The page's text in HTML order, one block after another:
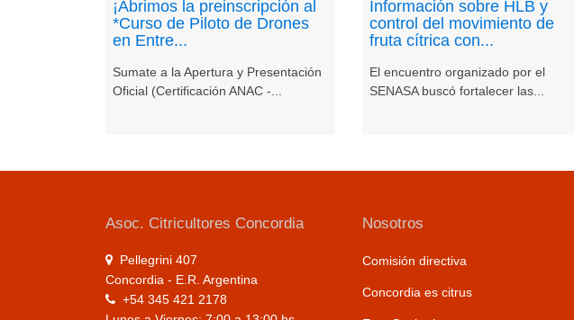
¡Abrimos la preinscripción al
*Curso de Piloto de Drones
en Entre...
Sumate a la Apertura y Presentación
Oficial (Certificación ANAC -...
Información sobre HLB y
control del movimiento de
fruta cítrica con...
El encuentro organizado por el
SENASA buscó fortalecer las...
Asoc. Citricultores Concordia
Pellegrini 407
Concordia - E.R. Argentina
+54 345 421 2178
Nosotros
Comisión directiva
Concordia es citrus